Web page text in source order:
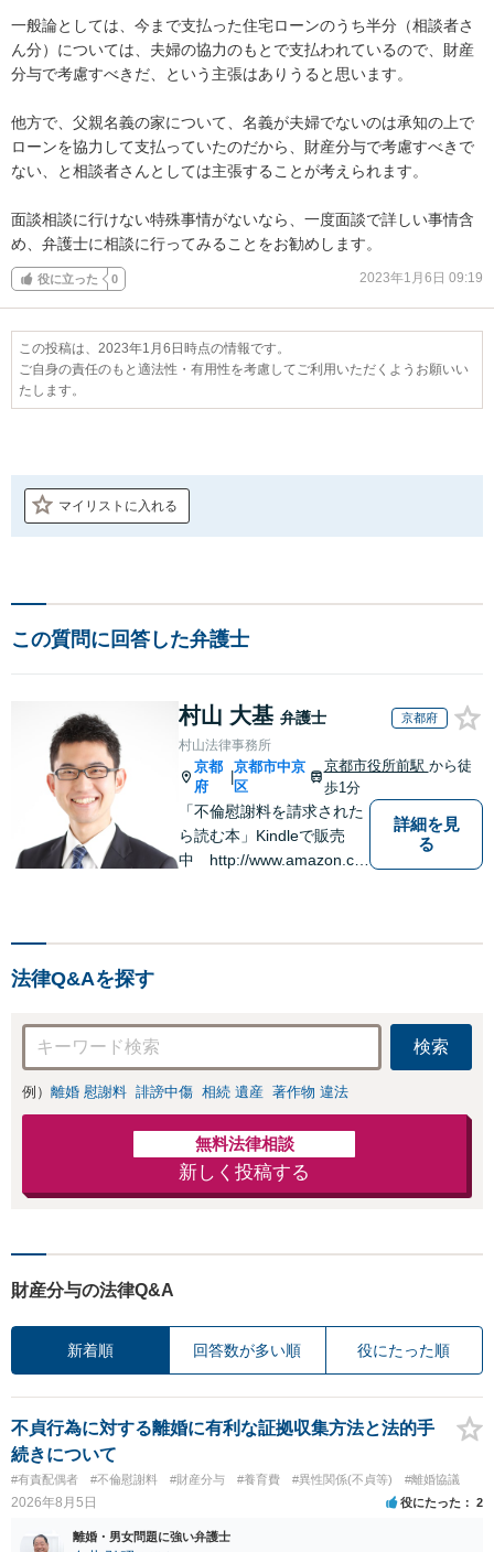
一般論としては、今まで支払った住宅ローンのうち半分（相談者さ
ん分）については、夫婦の協力のもとで支払われているので、財産
分与で考慮すべきだ、という主張はありうると思います。
他方で、父親名義の家について、名義が夫婦でないのは承知の上で
ローンを協力して支払っていたのだから、財産分与で考慮すべきで
ない、と相談者さんとしては主張することが考えられます。
面談相談に行けない特殊事情がないなら、一度面談で詳しい事情含
め、弁護士に相談に行ってみることをお勧めします。
役に立った 0 2023年1月6日 09:19
この投稿は、2023年1月6日時点の情報です。
ご自身の責任のもと適法性・有用性を考慮してご利用いただくようお願いい
たします。
マイリストに入れる
この質問に回答した弁護士
村山 大基 弁護士 京都府
村山法律事務所
京都
府
|
京都市中京
区
京都市役所前駅 から徒
歩1分
「不倫慰謝料を請求された
ら読む本」Kindleで販売
中 http://www.amazon.co.
詳細を見
る
法律Q&Aを探す
検索
例） 離婚 慰謝料 誹謗中傷 相続 遺産 著作物 違法
無料法律相談
新しく投稿する
財産分与の法律Q&A
新着順 回答数が多い順 役にたった順
不貞行為に対する離婚に有利な証拠収集方法と法的手
続きについて
#有責配偶者 #不倫慰謝料 #財産分与 #養育費 #異性関係(不貞等) #離婚協議
2026年8月5日 役にたった 2
離婚・男女問題に強い弁護士